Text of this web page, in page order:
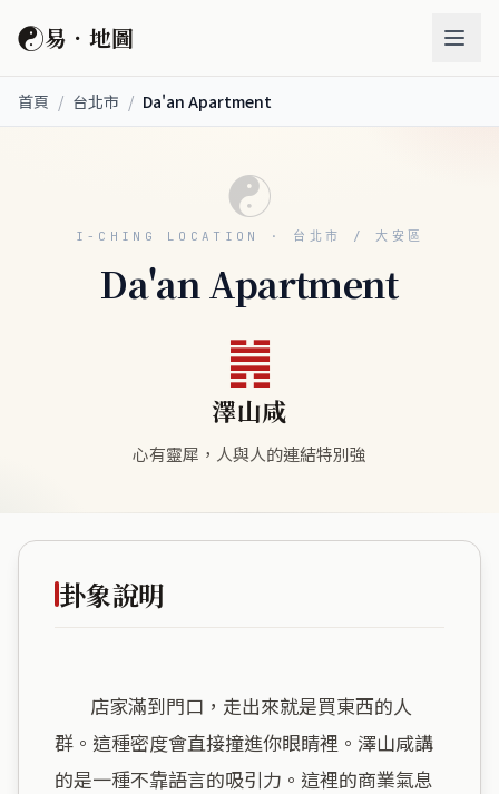
☯易．地圖
首頁 / 台北市 / Da'an Apartment
☯
I-CHING LOCATION · 台北市 / 大安區
Da'an Apartment
䷞
澤山咸
心有靈犀，人與人的連結特別強
卦象說明
群。這種密度會直接撞進你眼睛裡。澤山咸講
的是一種不靠語言的吸引力。這裡的商業氣息